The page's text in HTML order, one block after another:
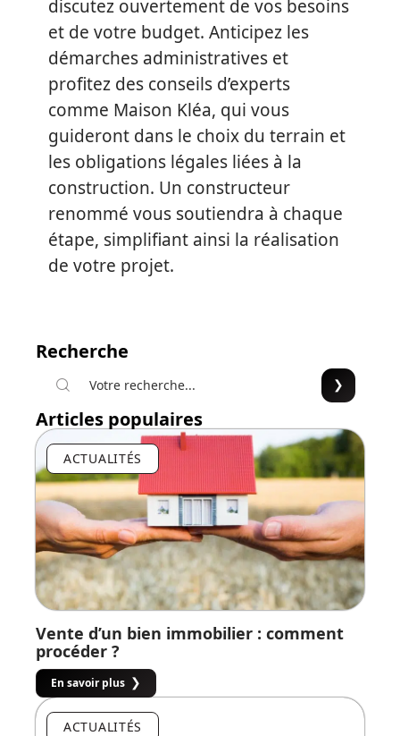
discutez ouvertement de vos besoins
et de votre budget. Anticipez les
démarches administratives et
profitez des conseils d’experts
comme Maison Kléa, qui vous
guideront dans le choix du terrain et
les obligations légales liées à la
construction. Un constructeur
renommé vous soutiendra à chaque
étape, simplifiant ainsi la réalisation
de votre projet.
Recherche
Articles populaires
ACTUALITÉS
Vente d’un bien immobilier : comment
procéder ?
En savoir plus
ACTUALITÉS